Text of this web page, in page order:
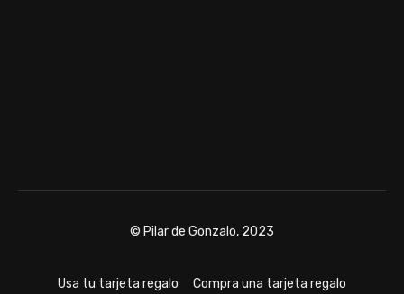
© Pilar de Gonzalo, 2023
Usa tu tarjeta regalo Compra una tarjeta regalo